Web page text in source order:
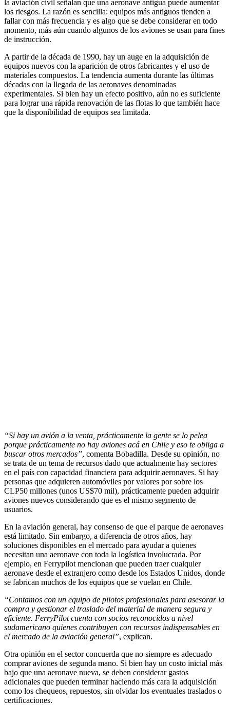
la aviación civil señalan que una aeronave antigua puede aumentar
los riesgos. La razón es sencilla: equipos más antiguos tienden a
fallar con más frecuencia y es algo que se debe considerar en todo
momento, más aún cuando algunos de los aviones se usan para fines
de instrucción.
A partir de la década de 1990, hay un auge en la adquisición de
equipos nuevos con la aparición de otros fabricantes y el uso de
materiales compuestos. La tendencia aumenta durante las últimas
décadas con la llegada de las aeronaves denominadas
experimentales. Si bien hay un efecto positivo, aún no es suficiente
para lograr una rápida renovación de las flotas lo que también hace
que la disponibilidad de equipos sea limitada.
“Si hay un avión a la venta, prácticamente la gente se lo pelea
porque prácticamente no hay aviones acá en Chile y eso te obliga a
buscar otros mercados”, comenta Bobadilla. Desde su opinión, no
se trata de un tema de recursos dado que actualmente hay sectores
en el país con capacidad financiera para adquirir aeronaves. Si hay
personas que adquieren automóviles por valores por sobre los
CLP50 millones (unos US$70 mil), prácticamente pueden adquirir
aviones nuevos considerando que es el mismo segmento de
usuarios.
En la aviación general, hay consenso de que el parque de aeronaves
está limitado. Sin embargo, a diferencia de otros años, hay
soluciones disponibles en el mercado para ayudar a quienes
necesitan una aeronave con toda la logística involucrada. Por
ejemplo, en Ferrypilot mencionan que pueden traer cualquier
aeronave desde el extranjero como desde los Estados Unidos, donde
se fabrican muchos de los equipos que se vuelan en Chile.
“Contamos con un equipo de pilotos profesionales para asesorar la
compra y gestionar el traslado del material de manera segura y
eficiente. FerryPilot cuenta con socios reconocidos a nivel
sudamericano quienes contribuyen con recursos indispensables en
el mercado de la aviación general”, explican.
Otra opinión en el sector concuerda que no siempre es adecuado
comprar aviones de segunda mano. Si bien hay un costo inicial más
bajo que una aeronave nueva, se deben considerar gastos
adicionales que pueden terminar haciendo más cara la adquisición
como los chequeos, repuestos, sin olvidar los eventuales traslados o
certificaciones.